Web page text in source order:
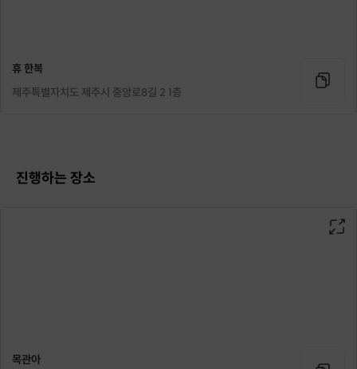
휴 한복
제주특별자치도 제주시 중앙로8길 2 1층
진행하는 장소
목관아